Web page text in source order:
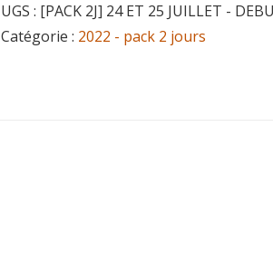
UGS : [PACK 2J] 24 ET 25 JUILLET -
Catégorie : 2022 - pack 2 jours